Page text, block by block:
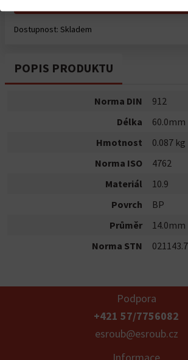
Dostupnost: Skladem
POPIS PRODUKTU
Norma DIN
912
Délka
60.0mm
Hmotnost
0.087 kg
Norma ISO
4762
Materiál
10.9
Povrch
BP
Průměr
14.0mm
Norma STN
Podpora
+421 57/7756082
esroub@esroub.cz